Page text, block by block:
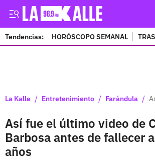
Tendencias: HORÓSCOPO SEMANAL
La Kalle / Entretenimiento / Farándula /
Así fue el último video de
Barbosa antes de fallecer
años